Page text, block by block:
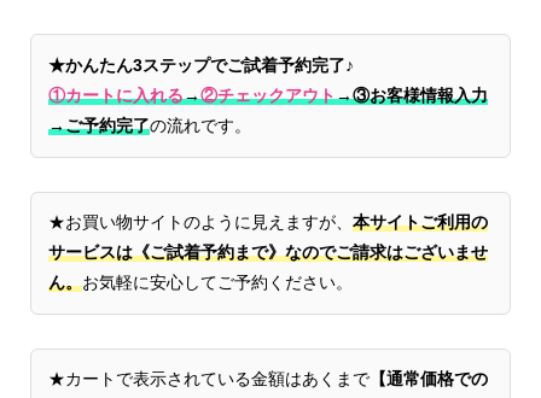
★かんたん3ステップでご試着予約完了♪
①カートに入れる→②チェックアウト→③お客様情報入力
→ご予約完了の流れです。
★お買い物サイトのように見えますが、 本サイトご利用の
サービスは《ご試着予約まで》なのでご請求はございませ
ん。お気軽に安心してご予約ください。
★カートで表示されている金額はあくまで【通常価格での